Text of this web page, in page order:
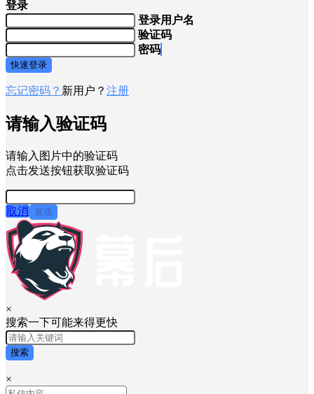
登录
登录用户名
验证码
密码
快速登录
忘记密码？ 新用户？ 注册
请输入验证码
请输入图片中的验证码
点击发送按钮获取验证码
取消 发送
×
搜索一下可能来得更快
搜索
×